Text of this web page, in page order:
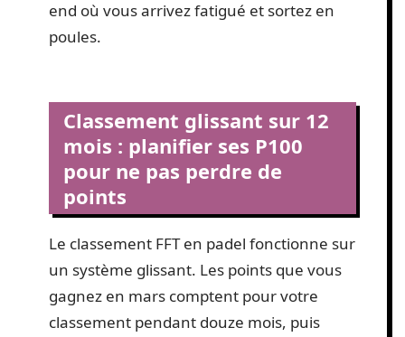
end où vous arrivez fatigué et sortez en
poules.
Classement glissant sur 12
mois : planifier ses P100
pour ne pas perdre de
points
Le classement FFT en padel fonctionne sur
un système glissant. Les points que vous
gagnez en mars comptent pour votre
classement pendant douze mois, puis